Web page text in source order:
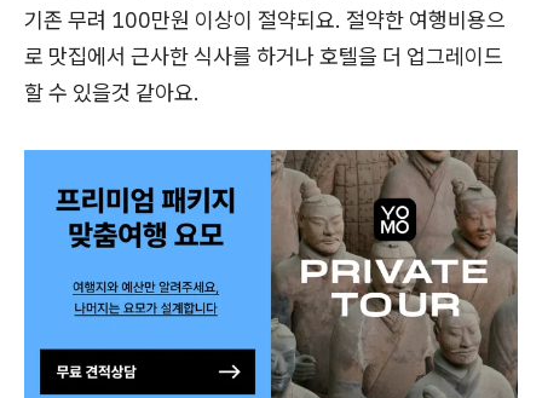
기존 무려 100만원 이상이 절약되요. 절약한 여행비용으
로 맛집에서 근사한 식사를 하거나 호텔을 더 업그레이드
할 수 있을것 같아요.